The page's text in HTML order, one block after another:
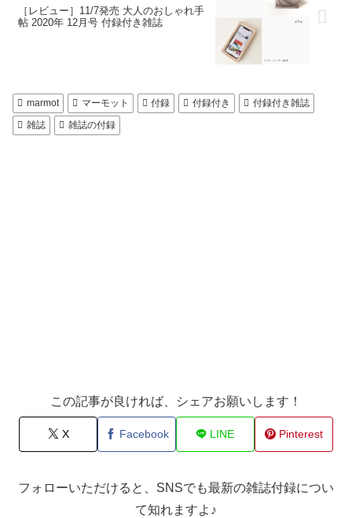
［レビュー］11/7発売 大人のおしゃれ手
帖 2020年 12月号 付録付き雑誌
marmot マーモット 付録 付録付き
付録付き雑誌
雑誌
雑誌の付録
この記事が良ければ、シェアお願いします！
X Facebook LINE Pinterest
フォローいただけると、SNSでも最新の雑誌付録につい
て知れますよ♪